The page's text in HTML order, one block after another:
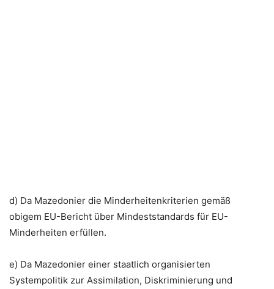
d) Da Mazedonier die Minderheitenkriterien gemäß
obigem EU-Bericht über Mindeststandards für EU-
Minderheiten erfüllen.
e) Da Mazedonier einer staatlich organisierten
Systempolitik zur Assimilation, Diskriminierung und